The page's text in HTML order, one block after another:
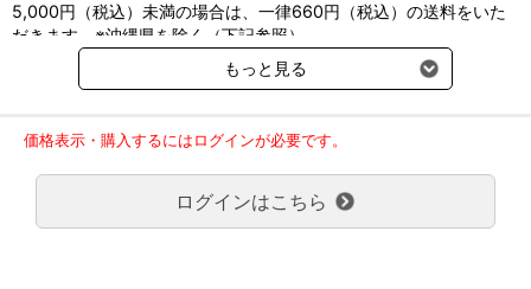
・第1回愛玩動物看護師国家試験出題範囲と対策予想問題（第1章～
第4章）720問
・第1章：動物形態機能学中心の予想問題
・第2章：動物感染症学中心の予想問題
・第4章：愛護・適正飼養学中心の予想問題
・最新過去問題（2022年3月実施）※解答・解説
・マークシート解答用紙見本
・2022年度 (第1回) 愛玩動物看護師予備試験 実施概要
5,000円（税込）未満の場合は、一律660円（税込）の送料をいた
だきます。※沖縄県を除く（下記参照）
※2017年11月14日（火）より沖縄県へのお届けにつきましては、1
回のご注文金額（税込）が、30,000円以上で配送無料となります。
ご了承のほどよろしくお願い致します。
弊社都合でお届けが２回以上に分かれる場合の送料負担は、１回分
のみで新たな送料は発生しません。
大型商品送料が必要な商品をご注文の場合は、大型商品送料のみご
負担頂きます。
もっと見る
価格表示・購入するにはログインが必要です。
ログインはこちら